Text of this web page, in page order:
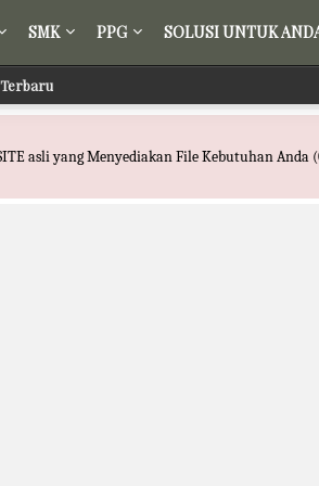
SMK PPG SOLUSI UNTUK
Terbaru
asli yang Menyediakan File Kebutuhan Anda